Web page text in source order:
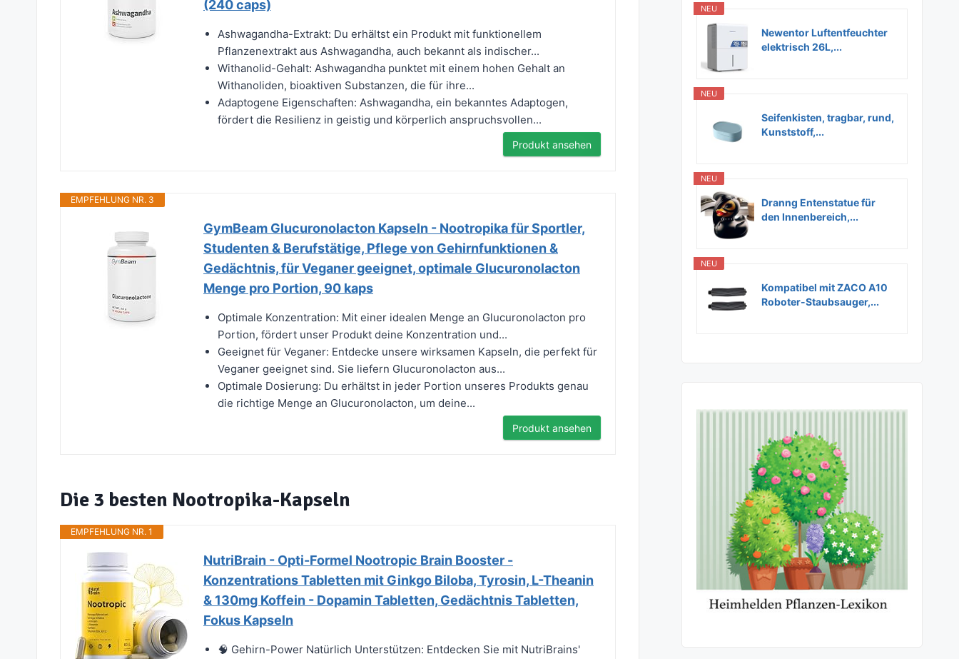
(240 caps)
Ashwagandha-Extrakt: Du erhältst ein Produkt mit funktionellem
Pflanzenextrakt aus Ashwagandha, auch bekannt als indischer...
Withanolid-Gehalt: Ashwagandha punktet mit einem hohen Gehalt an
Withanoliden, bioaktiven Substanzen, die für ihre...
Adaptogene Eigenschaften: Ashwagandha, ein bekanntes Adaptogen,
fördert die Resilienz in geistig und körperlich anspruchsvollen...
Produkt ansehen
EMPFEHLUNG NR. 3
GymBeam Glucuronolacton Kapseln - Nootropika für Sportler,
Studenten & Berufstätige, Pflege von Gehirnfunktionen &
Gedächtnis, für Veganer geeignet, optimale Glucuronolacton
Menge pro Portion, 90 kaps
Optimale Konzentration: Mit einer idealen Menge an Glucuronolacton pro
Portion, fördert unser Produkt deine Konzentration und...
Geeignet für Veganer: Entdecke unsere wirksamen Kapseln, die perfekt für
Veganer geeignet sind. Sie liefern Glucuronolacton aus...
Optimale Dosierung: Du erhältst in jeder Portion unseres Produkts genau
die richtige Menge an Glucuronolacton, um deine...
Produkt ansehen
Die 3 besten Nootropika-Kapseln
EMPFEHLUNG NR. 1
NutriBrain - Opti-Formel Nootropic Brain Booster -
Konzentrations Tabletten mit Ginkgo Biloba, Tyrosin, L-Theanin
& 130mg Koffein - Dopamin Tabletten, Gedächtnis Tabletten,
Fokus Kapseln
🧠 Gehirn-Power Natürlich Unterstützen: Entdecken Sie mit NutriBrains'
NEU
Newentor Luftentfeuchter
elektrisch 26L,...
NEU
Seifenkisten, tragbar, rund,
Kunststoff,...
NEU
Dranng Entenstatue für
den Innenbereich,...
NEU
Kompatibel mit ZACO A10
Roboter-Staubsauger,...